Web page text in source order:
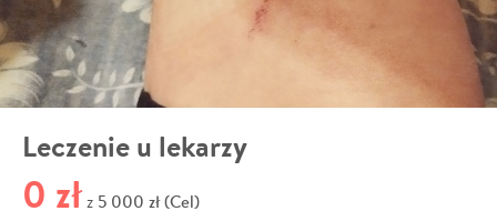
Leczenie u lekarzy
0 zł z 5 000 zł (Cel)